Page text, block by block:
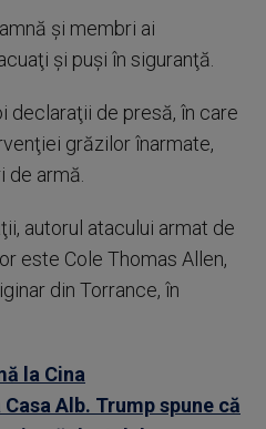
şi membri ai
şi puşi în siguranţă.
declaraţii de presă, în care
grăzilor înarmate,
armă.
autorul atacului armat de
este Cole Thomas Allen,
din Torrance, în
la Cina
Alb. Trump spune că